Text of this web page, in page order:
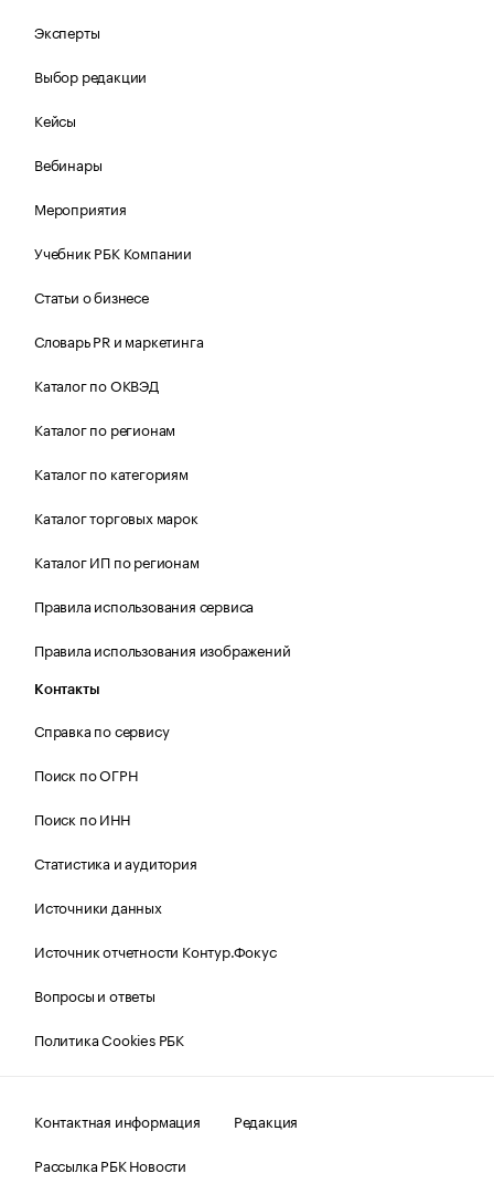
Эксперты
Выбор редакции
Кейсы
Вебинары
Мероприятия
Учебник РБК Компании
Статьи о бизнесе
Словарь PR и маркетинга
Каталог по ОКВЭД
Каталог по регионам
Каталог по категориям
Каталог торговых марок
Каталог ИП по регионам
Правила использования сервиса
Правила использования изображений
Контакты
Справка по сервису
Поиск по ОГРН
Поиск по ИНН
Статистика и аудитория
Источники данных
Источник отчетности Контур.Фокус
Вопросы и ответы
Политика Cookies РБК
Контактная информация
Редакция
Рассылка РБК Новости